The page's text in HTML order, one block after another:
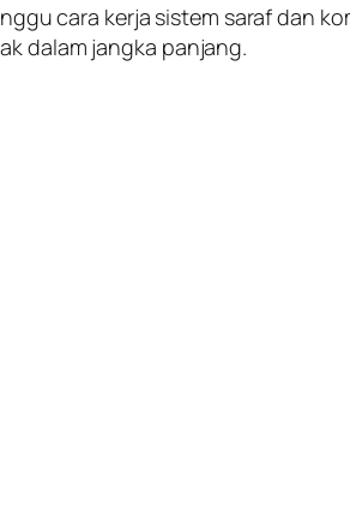
cara kerja sistem saraf dan
dalam jangka panjang.